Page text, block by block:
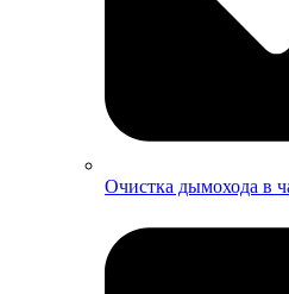
Очистка дымохода в